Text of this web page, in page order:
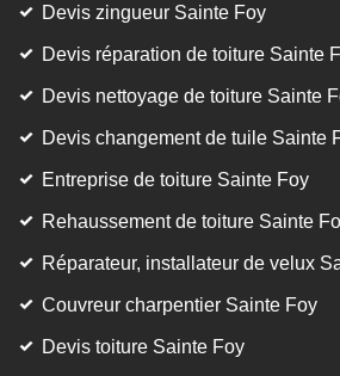
Devis zingueur Sainte Foy
Devis réparation de toiture Sainte
Devis nettoyage de toiture Sainte
Devis changement de tuile Sainte
Entreprise de toiture Sainte Foy
Rehaussement de toiture Sainte
Réparateur, installateur de velux
Couvreur charpentier Sainte Foy
Devis toiture Sainte Foy